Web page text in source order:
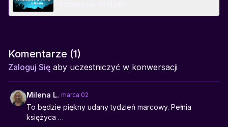
Komentarze (1)
Zaloguj Się aby uczestniczyć w konwersacji
Milena L. marca 02
To będzie piękny udany tydzień marcowy. Pełnia
księżyca …